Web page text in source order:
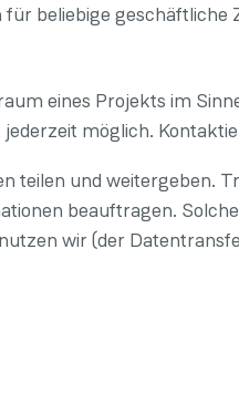
beliebige geschäftliche
eines Projekts im
möglich.
teilen und weitergeben.
beauftragen.
wir (der